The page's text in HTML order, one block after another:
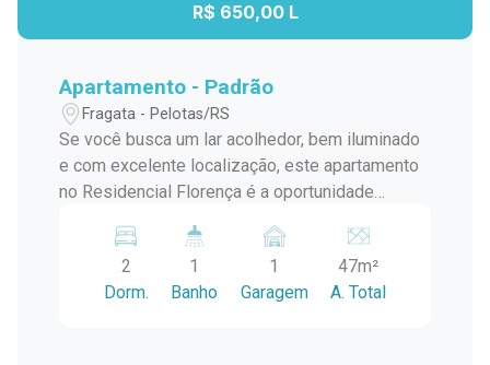
R$ 650,00 L
Apartamento - Padrão
Fragata - Pelotas/RS
Se você busca um lar acolhedor, bem iluminado
e com excelente localização, este apartamento
no Residencial Florença é a oportunidade
praticidade, segurança e ambientes bem
planejados, ideais para quem valoriza conforto
no dia a dia. Principais Destaques do Imóvel: 2
2
Dorm.
1
Banho
1
Garagem
47m²
A. Total